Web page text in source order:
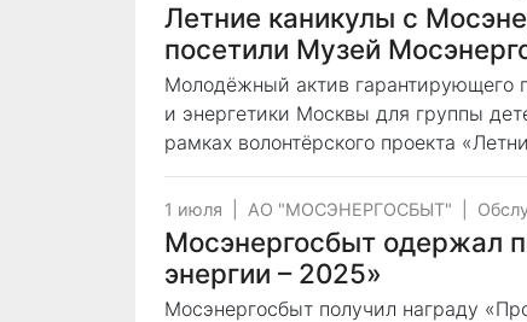
Летние каникулы с
посетили Музей
Молодёжный актив гарантирующего
и энергетики Москвы для группы
рамках волонтёрского проекта
1 июля АО "МОСЭНЕРГОСБЫТ"
Мосэнергосбыт одержал
энергии – 2025»
Мосэнергосбыт получил награду